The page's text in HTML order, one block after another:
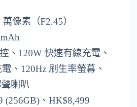
像素（F2.45）
、120W 快速有線充電、
、120Hz 刷生率螢幕、
喇叭
(256GB)、HK$8,499